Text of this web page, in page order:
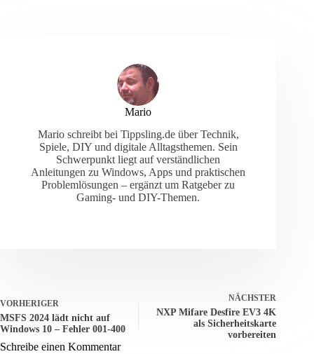
Mario
Mario schreibt bei Tippsling.de über Technik,
Spiele, DIY und digitale Alltagsthemen. Sein
Schwerpunkt liegt auf verständlichen
Anleitungen zu Windows, Apps und praktischen
Problemlösungen – ergänzt um Ratgeber zu
Gaming- und DIY-Themen.
VORHERIGER
MSFS 2024 lädt nicht auf
Windows 10 – Fehler 001-400
NÄCHSTER
NXP Mifare Desfire EV3 4K
als Sicherheitskarte
vorbereiten
Schreibe einen Kommentar